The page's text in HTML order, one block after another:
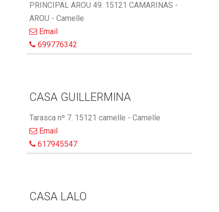
PRINCIPAL AROU 49. 15121 CAMARINAS -
AROU - Camelle
Email
699776342
CASA GUILLERMINA
Tarasca nº 7. 15121 camelle - Camelle
Email
617945547
CASA LALO